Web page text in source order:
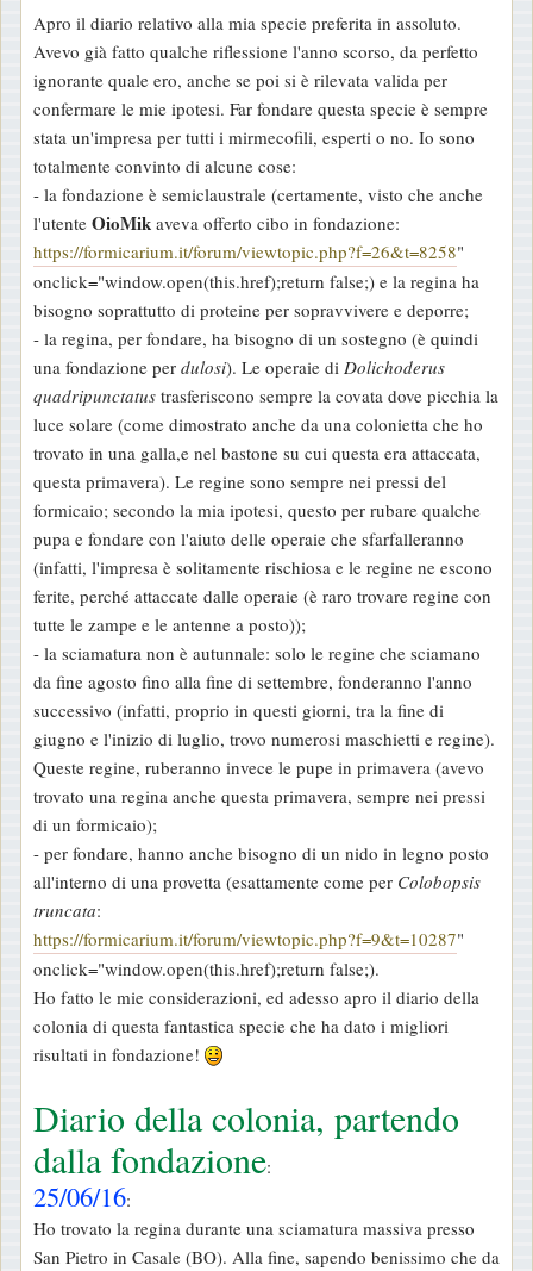
s
s
a
g
g
i
o
Apro il diario relativo alla mia specie preferita in assoluto.
Avevo già fatto qualche riflessione l'anno scorso, da perfetto
ignorante quale ero, anche se poi si è rilevata valida per
confermare le mie ipotesi. Far fondare questa specie è sempre
stata un'impresa per tutti i mirmecofili, esperti o no. Io sono
totalmente convinto di alcune cose:
- la fondazione è semiclaustrale (certamente, visto che anche
l'utente OioMik aveva offerto cibo in fondazione:
https://formicarium.it/forum/viewtopic.php?f=26&t=8258"
onclick="window.open(this.href);return false;) e la regina ha
bisogno soprattutto di proteine per sopravvivere e deporre;
- la regina, per fondare, ha bisogno di un sostegno (è quindi
una fondazione per dulosi). Le operaie di Dolichoderus
quadripunctatus trasferiscono sempre la covata dove picchia la
luce solare (come dimostrato anche da una colonietta che ho
trovato in una galla,e nel bastone su cui questa era attaccata,
questa primavera). Le regine sono sempre nei pressi del
formicaio; secondo la mia ipotesi, questo per rubare qualche
pupa e fondare con l'aiuto delle operaie che sfarfalleranno
(infatti, l'impresa è solitamente rischiosa e le regine ne escono
ferite, perché attaccate dalle operaie (è raro trovare regine con
tutte le zampe e le antenne a posto));
- la sciamatura non è autunnale: solo le regine che sciamano
da fine agosto fino alla fine di settembre, fonderanno l'anno
successivo (infatti, proprio in questi giorni, tra la fine di
giugno e l'inizio di luglio, trovo numerosi maschietti e regine).
Queste regine, ruberanno invece le pupe in primavera (avevo
trovato una regina anche questa primavera, sempre nei pressi
di un formicaio);
- per fondare, hanno anche bisogno di un nido in legno posto
all'interno di una provetta (esattamente come per Colobopsis
truncata:
https://formicarium.it/forum/viewtopic.php?f=9&t=10287"
onclick="window.open(this.href);return false;).
Ho fatto le mie considerazioni, ed adesso apro il diario della
colonia di questa fantastica specie che ha dato i migliori
risultati in fondazione!
Diario della colonia, partendo
dalla fondazione:
25/06/16:
Ho trovato la regina durante una sciamatura massiva presso
San Pietro in Casale (BO). Alla fine, sapendo benissimo che da